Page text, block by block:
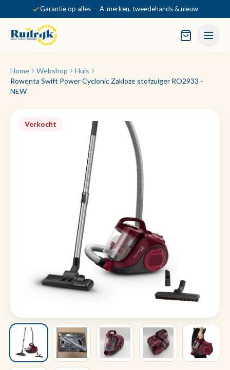
Garantie op alles — A-merken, tweedehands & nieuw
Home Webshop
Huis
Rowenta Swift Power Cyclonic Zakloze stofzuiger RO2933 -
NEW
Verkocht